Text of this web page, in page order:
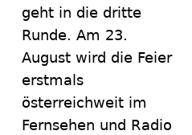
geht in die dritte
Runde. Am 23.
August wird die Feier
erstmals
österreichweit im
Fernsehen und Radio